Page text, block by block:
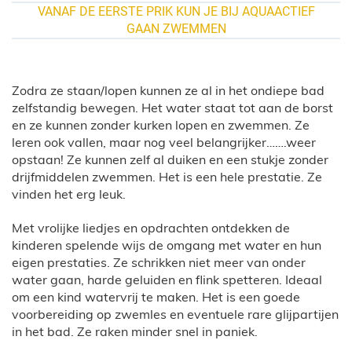
VANAF DE EERSTE PRIK KUN JE BIJ AQUAACTIEF
GAAN ZWEMMEN
Zodra ze staan/lopen kunnen ze al in het ondiepe bad
zelfstandig bewegen. Het water staat tot aan de borst
en ze kunnen zonder kurken lopen en zwemmen. Ze
leren ook vallen, maar nog veel belangrijker…….weer
opstaan! Ze kunnen zelf al duiken en een stukje zonder
drijfmiddelen zwemmen. Het is een hele prestatie. Ze
vinden het erg leuk.
Met vrolijke liedjes en opdrachten ontdekken de
kinderen spelende wijs de omgang met water en hun
eigen prestaties. Ze schrikken niet meer van onder
water gaan, harde geluiden en flink spetteren. Ideaal
om een kind watervrij te maken. Het is een goede
voorbereiding op zwemles en eventuele rare glijpartijen
in het bad. Ze raken minder snel in paniek.